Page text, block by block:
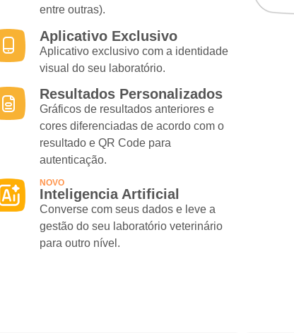
entre outras).
Aplicativo Exclusivo
Aplicativo exclusivo com a identidade
visual do seu laboratório.
Resultados Personalizados
Gráficos de resultados anteriores e
cores diferenciadas de acordo com o
resultado e QR Code para
autenticação.
NOVO
Inteligencia Artificial
Converse com seus dados e leve a
gestão do seu laboratório veterinário
para outro nível.